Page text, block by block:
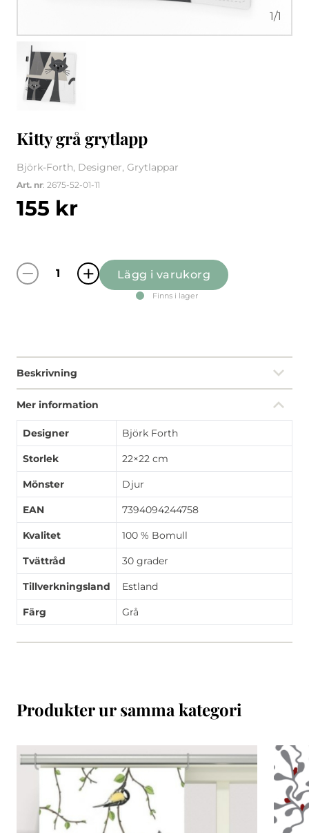
1/1
Kitty grå grytlapp
Björk-Forth, Designer, Grytlappar
Art. nr: 2675-52-01-11
155 kr
Kitty grå grytlapp mängd
Lägg i varukorg
Finns i lager
Beskrivning
Mer information
Designer Björk Forth
Storlek 22×22 cm
Mönster Djur
EAN 7394094244758
Kvalitet 100 % Bomull
Tvättråd 30 grader
Tillverkningsland Estland
Färg Grå
Produkter ur samma kategori